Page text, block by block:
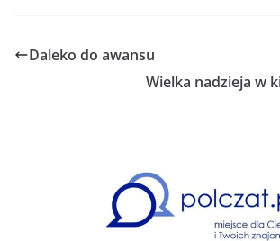
Daleko do awansu
Wielka nadzieja w